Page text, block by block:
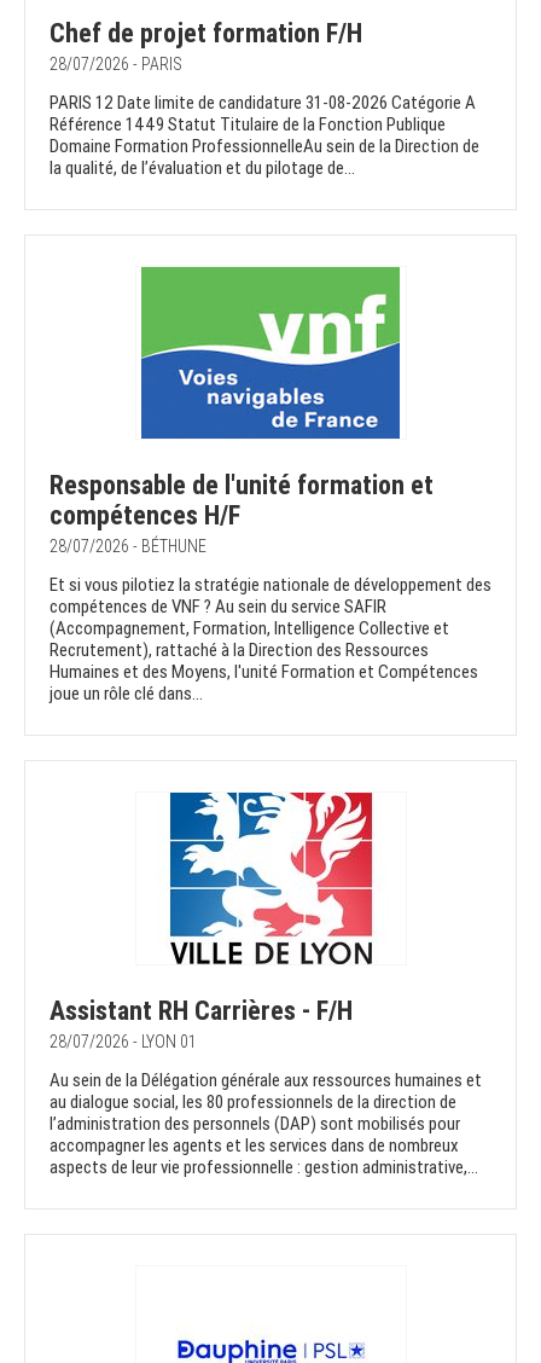
Chef de projet formation F/H
28/07/2026 - PARIS
PARIS 12 Date limite de candidature 31-08-2026 Catégorie A
Référence 1449 Statut Titulaire de la Fonction Publique
Domaine Formation ProfessionnelleAu sein de la Direction de
la qualité, de l’évaluation et du pilotage de...
Responsable de l'unité formation et
compétences H/F
28/07/2026 - BÉTHUNE
Et si vous pilotiez la stratégie nationale de développement des
compétences de VNF ? Au sein du service SAFIR
(Accompagnement, Formation, Intelligence Collective et
Recrutement), rattaché à la Direction des Ressources
Humaines et des Moyens, l'unité Formation et Compétences
joue un rôle clé dans...
Assistant RH Carrières - F/H
28/07/2026 - LYON 01
Au sein de la Délégation générale aux ressources humaines et
au dialogue social, les 80 professionnels de la direction de
l’administration des personnels (DAP) sont mobilisés pour
accompagner les agents et les services dans de nombreux
aspects de leur vie professionnelle : gestion administrative,...